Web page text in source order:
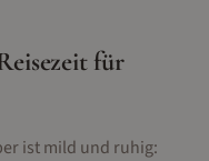
für
ist mild und ruhig: